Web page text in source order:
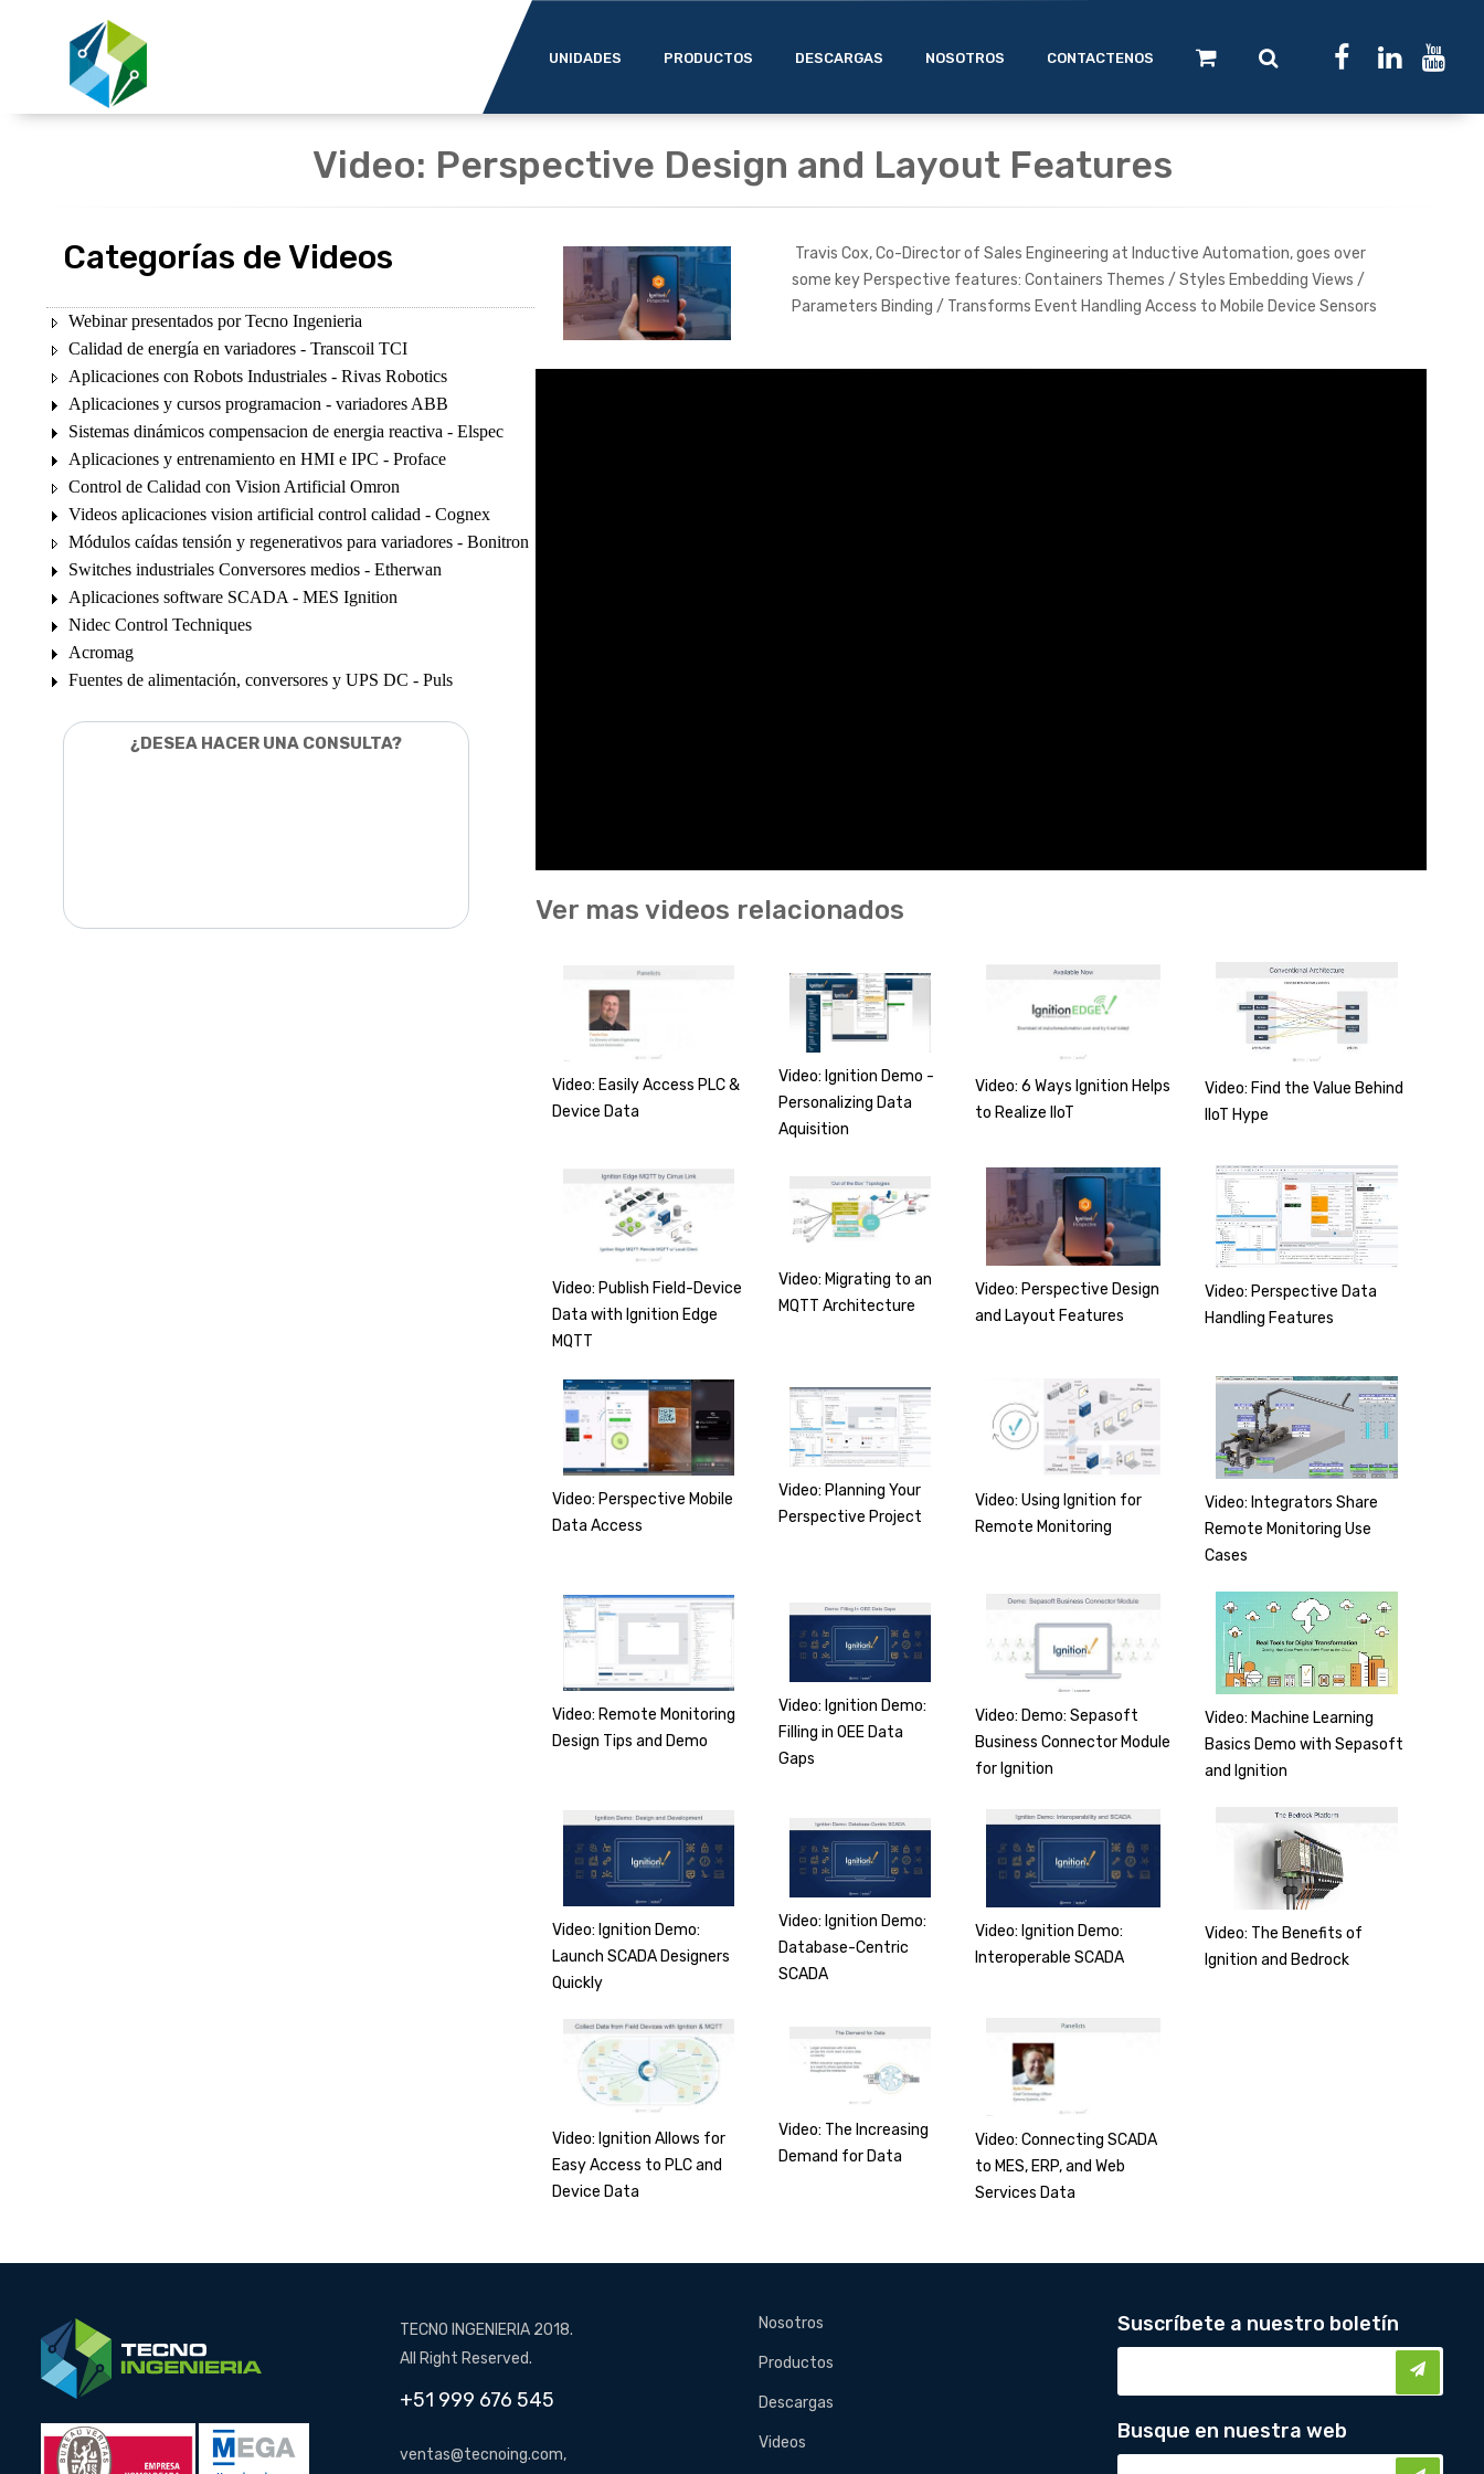
UNIDADES PRODUCTOS DESCARGAS NOSOTROS CONTACTENOS
Video: Perspective Design and Layout Features
Categorías de Videos
Webinar presentados por Tecno Ingenieria
Calidad de energía en variadores - Transcoil TCI
Aplicaciones con Robots Industriales - Rivas Robotics
Aplicaciones y cursos programacion - variadores ABB
Sistemas dinámicos compensacion de energia reactiva - Elspec
Aplicaciones y entrenamiento en HMI e IPC - Proface
Control de Calidad con Vision Artificial Omron
Videos aplicaciones vision artificial control calidad - Cognex
Módulos caídas tensión y regenerativos para variadores - Bonitron
Switches industriales Conversores medios - Etherwan
Aplicaciones software SCADA - MES Ignition
Nidec Control Techniques
Acromag
Fuentes de alimentación, conversores y UPS DC - Puls
¿DESEA HACER UNA CONSULTA?
Travis Cox, Co-Director of Sales Engineering at Inductive Automation, goes over
some key Perspective features: Containers Themes / Styles Embedding Views /
Parameters Binding / Transforms Event Handling Access to Mobile Device Sensors
Ver mas videos relacionados
Video: Easily Access PLC &
Device Data
Video: Ignition Demo -
Personalizing Data
Aquisition
Video: 6 Ways Ignition Helps
to Realize IIoT
Video: Find the Value Behind
IIoT Hype
Video: Publish Field-Device
Data with Ignition Edge
MQTT
Video: Migrating to an
MQTT Architecture
Video: Perspective Design
and Layout Features
Video: Perspective Data
Handling Features
Video: Perspective Mobile
Data Access
Video: Planning Your
Perspective Project
Video: Using Ignition for
Remote Monitoring
Video: Integrators Share
Remote Monitoring Use
Cases
Video: Remote Monitoring
Design Tips and Demo
Video: Ignition Demo:
Filling in OEE Data
Gaps
Video: Demo: Sepasoft
Business Connector Module
for Ignition
Video: Machine Learning
Basics Demo with Sepasoft
and Ignition
Video: Ignition Demo:
Launch SCADA Designers
Quickly
Video: Ignition Demo:
Database-Centric
SCADA
Video: Ignition Demo:
Interoperable SCADA
Video: The Benefits of
Ignition and Bedrock
Video: Ignition Allows for
Easy Access to PLC and
Device Data
Video: The Increasing
Demand for Data
Video: Connecting SCADA
to MES, ERP, and Web
Services Data
TECNO INGENIERIA 2018.
All Right Reserved.
+51 999 676 545
ventas@tecnoing.com,
Nosotros
Productos
Descargas
Videos
Suscríbete a nuestro boletín
Busque en nuestra web